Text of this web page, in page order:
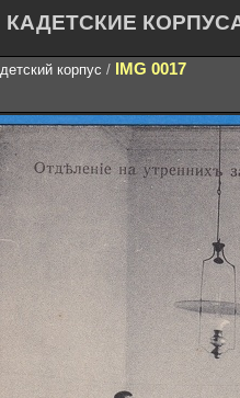
КАДЕТСКИЕ
корпус / IMG 0017